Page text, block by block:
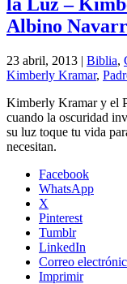
Albino
23 abril, 2013 | Biblia,
Kimberly Kramar,
Kimberly Kramar y el
cuando la oscuridad
su luz toque tu vida
necesitan.
Facebook
WhatsApp
X
Pinterest
Tumblr
LinkedIn
Correo
Imprimir